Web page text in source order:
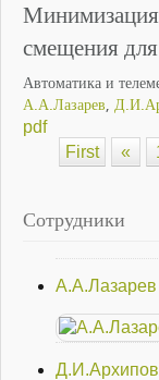
Минимизация
смещения
Автоматика и
А.А.Лазарев,
pdf
First
«
Сотрудники
А.А.Лазарев
Д.И.Архипов